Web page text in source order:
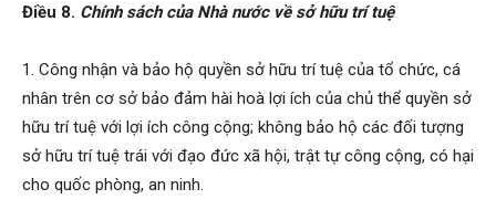
Điều 8. Chính sách của Nhà nước về sở hữu trí tuệ
1. Công nhận và bảo hộ quyền sở hữu trí tuệ của tổ chức, cá
nhân trên cơ sở bảo đảm hài hoà lợi ích của chủ thể quyền sở
hữu trí tuệ với lợi ích công cộng; không bảo hộ các đối tượng
sở hữu trí tuệ trái với đạo đức xã hội, trật tự công cộng, có hại
cho quốc phòng, an ninh.